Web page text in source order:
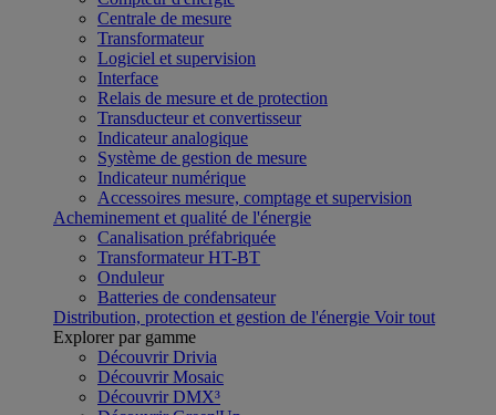
Centrale de mesure
Transformateur
Logiciel et supervision
Interface
Relais de mesure et de protection
Transducteur et convertisseur
Indicateur analogique
Système de gestion de mesure
Indicateur numérique
Accessoires mesure, comptage et supervision
Acheminement et qualité de l'énergie
Canalisation préfabriquée
Transformateur HT-BT
Onduleur
Batteries de condensateur
Distribution, protection et gestion de l'énergie Voir tout
Explorer par gamme
Découvrir Drivia
Découvrir Mosaic
Découvrir DMX³